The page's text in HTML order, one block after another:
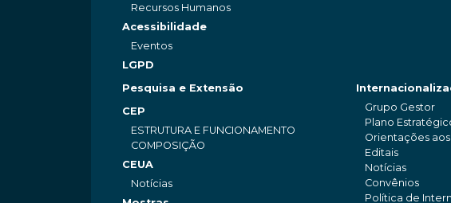
Recursos Humanos
Acessibilidade
Eventos
LGPD
Pesquisa e Extensão
CEP
ESTRUTURA E FUNCIONAMENTO
COMPOSIÇÃO
CEUA
Notícias
Grupo Gestor
Plano
Orientações
Editais
Notícias
Convênios
Política de